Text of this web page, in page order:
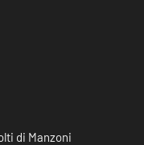
di Manzoni